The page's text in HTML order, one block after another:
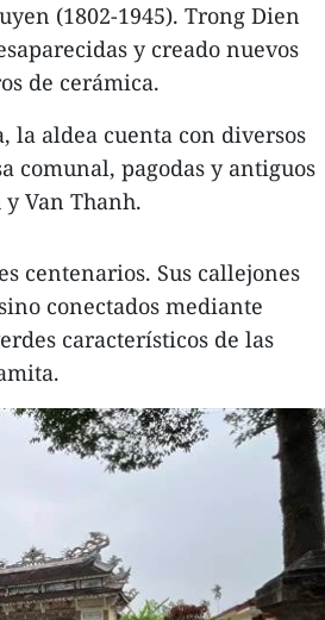
(1802-1945). Trong Dien
y creado nuevos
de cerámica.
la aldea cuenta con diversos
comunal, pagodas y antiguos
Van Thanh.
centenarios. Sus callejones
conectados mediante
característicos de las